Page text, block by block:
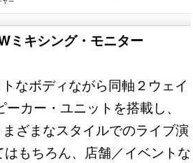
ミキシング・モニター
なボディながら同軸２ウェイ
カー・ユニットを搭載し、
ざまなスタイルでのライブ演
もちろん、店舗／イベントな